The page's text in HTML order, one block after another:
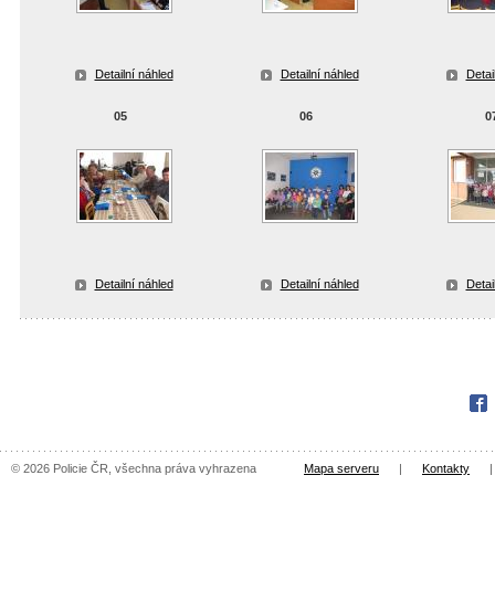
Detailní náhled Detailní náhled
05
Detailní náhled
06
Detailní náhled
© 2026 Policie ČR, všechna práva vyhrazena Mapa serveru | Kontakty |